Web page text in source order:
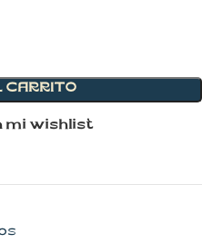
CARRITO
mi wishlist